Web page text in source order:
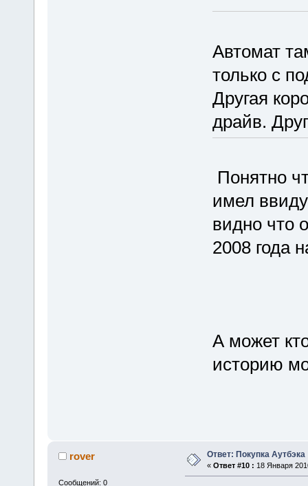
Автомат
только с
Другая
драйв.
Понятно
имел
видно что
2008 года
А может
историю
rover
Сообщений: 0
Ответ: Покупка Аутбэка
« Ответ #10 : 18 Января